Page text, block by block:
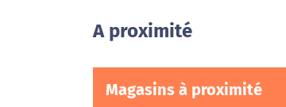
A proximité
Magasins à proximité